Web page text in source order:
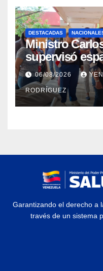
DESTACADAS
Ministro
supervisó
Dermatológico
en La Guaira
06/08/2026
RODRÍGUEZ
Garantizando el derecho a
través de un sistema